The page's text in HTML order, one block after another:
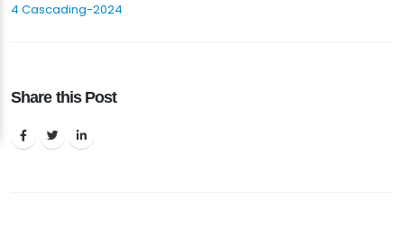
4 Cascading-2024
Share this Post